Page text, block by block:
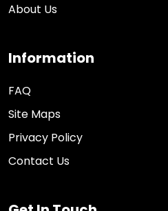
About Us
Information
FAQ
Site Maps
Privacy Policy
Contact Us